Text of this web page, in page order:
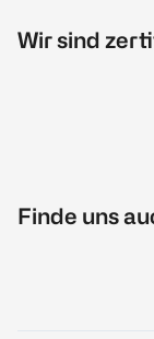
Wir sind
Finde uns